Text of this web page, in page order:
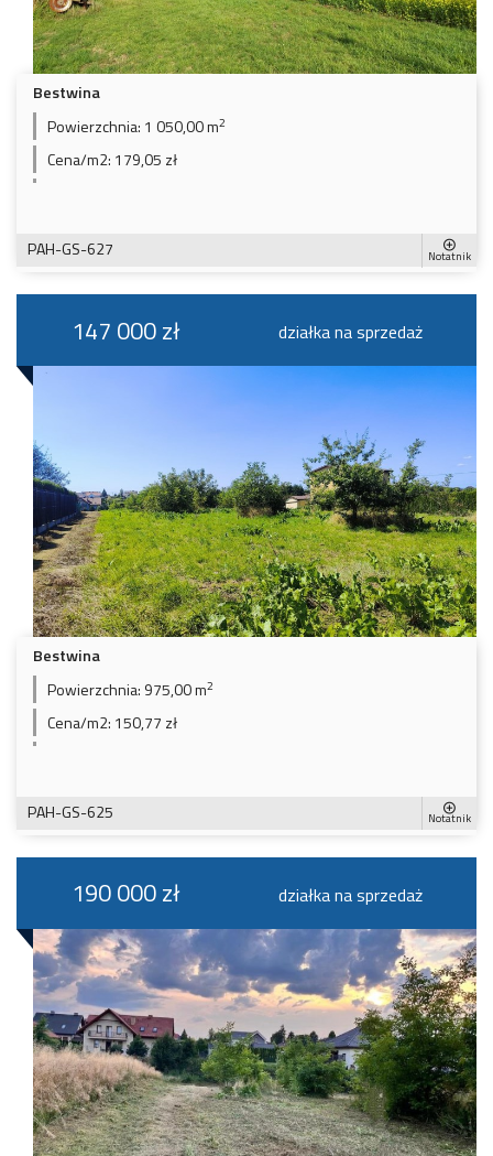
Bestwina
Powierzchnia: 1 050,00 m2
Cena/m2: 179,05 zł
PAH-GS-627 Notatnik
147 000 zł działka na sprzedaż
Bestwina
Powierzchnia: 975,00 m2
Cena/m2: 150,77 zł
PAH-GS-625 Notatnik
190 000 zł działka na sprzedaż